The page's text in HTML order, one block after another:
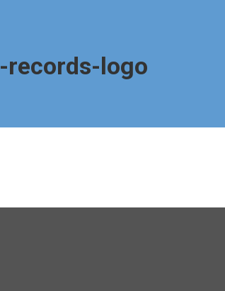
records-logo